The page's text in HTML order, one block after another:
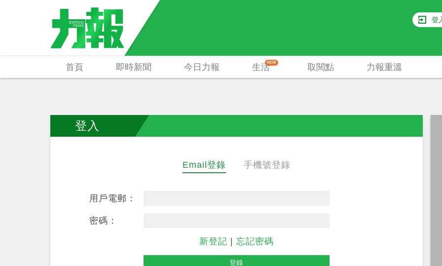
登
首頁 即時新聞 今日力報 生活NEW 取閱點 力報重溫
登入
Email登錄 手機號登錄
用戶電郵：
密碼：
新登記 忘記密碼